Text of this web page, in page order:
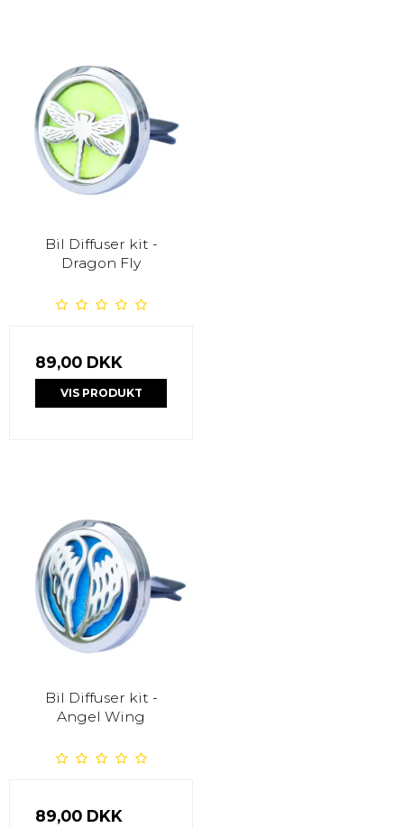
Bil Diffuser kit -
Dragon Fly
89,00 DKK
VIS PRODUKT
Bil Diffuser kit -
Angel Wing
89,00 DKK